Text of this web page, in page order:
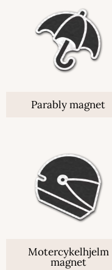
Parably magnet
Motercykelhjelm
magnet